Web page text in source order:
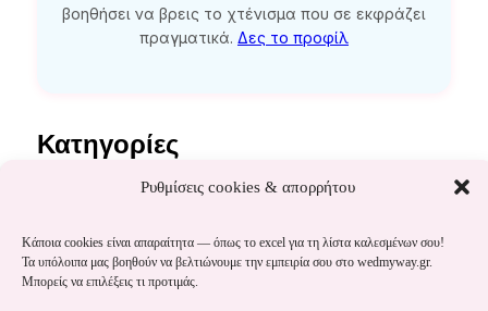
Ρυθμίσεις cookies & απορρήτου
Κάποια cookies είναι απαραίτητα — όπως το excel για τη λίστα καλεσμένων σου!
Τα υπόλοιπα μας βοηθούν να βελτιώνουμε την εμπειρία σου στο wedmyway.gr.
Μπορείς να επιλέξεις τι προτιμάς.
βοηθήσει να βρεις το χτένισμα που σε εκφράζει
πραγματικά. Δες το προφίλ
Κατηγορίες
Πρόταση & Αρραβώνας